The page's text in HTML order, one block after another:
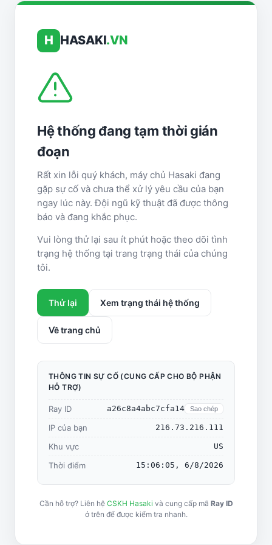
H HASAKI.VN
Hệ thống đang tạm thời gián
đoạn
Rất xin lỗi quý khách, máy chủ Hasaki đang
gặp sự cố và chưa thể xử lý yêu cầu của bạn
ngay lúc này. Đội ngũ kỹ thuật đã được thông
báo và đang khắc phục.
Vui lòng thử lại sau ít phút hoặc theo dõi tình
trạng hệ thống tại trang trạng thái của chúng
tôi.
Thử lại Xem trạng thái hệ thống
Về trang chủ
THÔNG TIN SỰ CỐ (CUNG CẤP CHO BỘ PHẬN
HỖ TRỢ)
Ray ID a26c8a4abc7cfa14 Sao chép
IP của bạn 216.73.216.111
Khu vực US
Thời điểm 15:06:05, 6/8/2026
Cần hỗ trợ? Liên hệ CSKH Hasaki và cung cấp mã Ray ID
ở trên để được kiểm tra nhanh.